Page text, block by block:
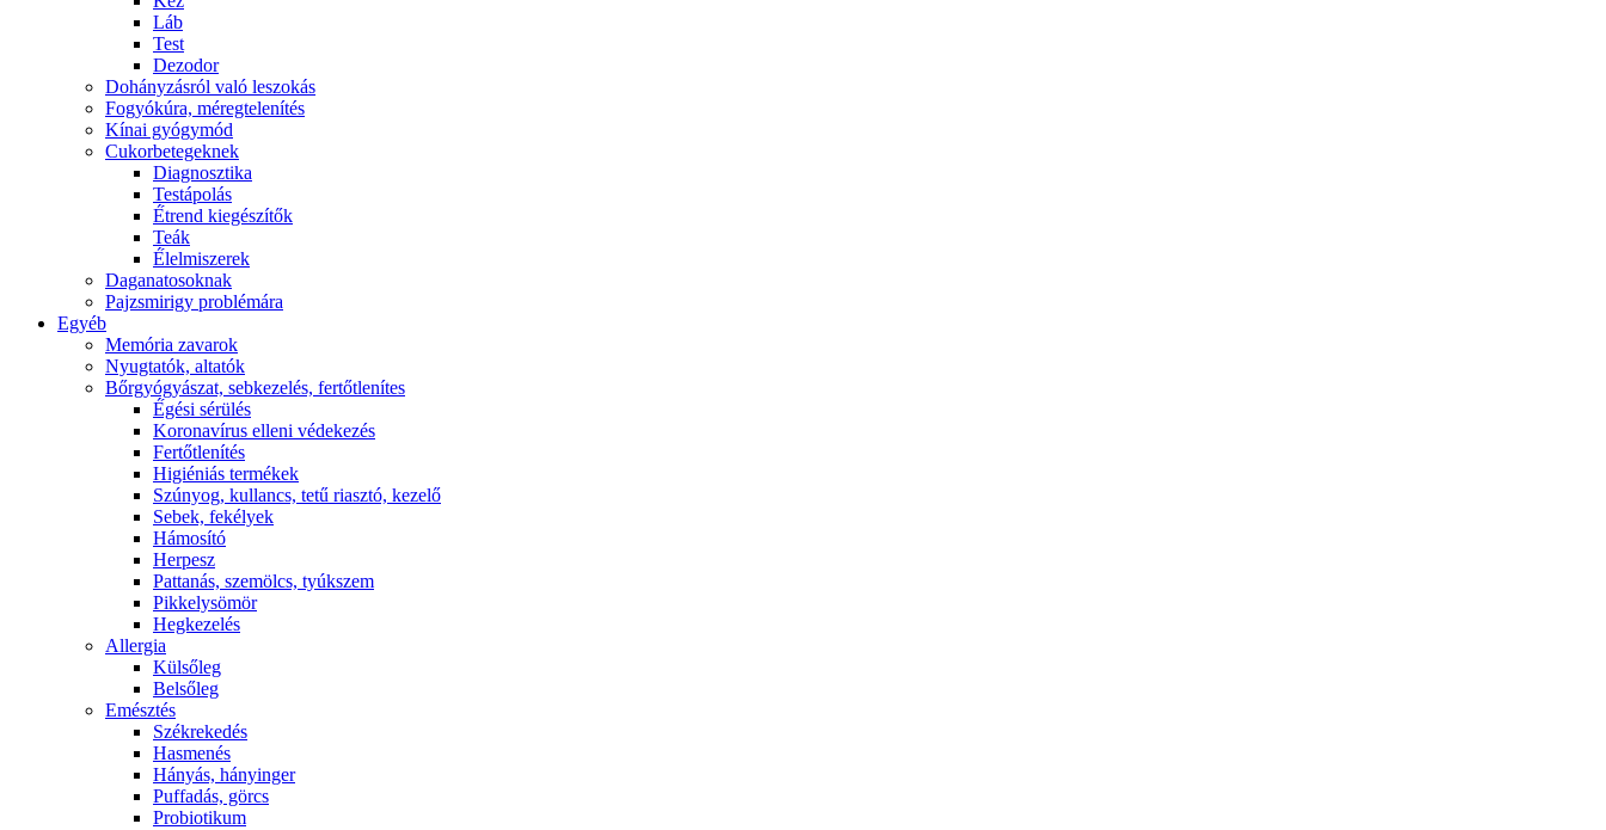
Láb
Test
Dezodor
Dohányzásról való leszokás
Fogyókúra, méregtelenítés
Kínai gyógymód
Cukorbetegeknek
Diagnosztika
Testápolás
É́trend kiegészítők
Teák
É́lelmiszerek
Daganatosoknak
Pajzsmirigy problémára
Egyéb
Memória zavarok
Nyugtatók, altatók
Bőrgyógyászat, sebkezelés, fertőtlenítes
É́gési sérülés
Koronavírus elleni védekezés
Fertőtlenítés
Higiéniás termékek
Szúnyog, kullancs, tetű riasztó, kezelő
Sebek, fekélyek
Hámosító
Herpesz
Pattanás, szemölcs, tyúkszem
Pikkelysömör
Hegkezelés
Allergia
Külsőleg
Belsőleg
Emésztés
Székrekedés
Hasmenés
Hányás, hányinger
Puffadás, görcs
Probiotikum